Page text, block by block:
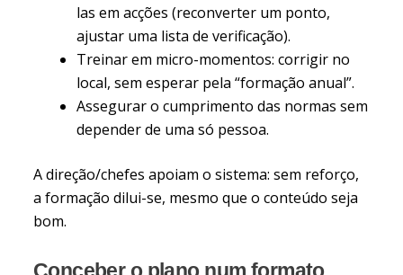
las em acções (reconverter um ponto,
ajustar uma lista de verificação).
Treinar em micro-momentos: corrigir no
local, sem esperar pela “formação anual”.
Assegurar o cumprimento das normas sem
depender de uma só pessoa.
A direção/chefes apoiam o sistema: sem reforço,
a formação dilui-se, mesmo que o conteúdo seja
bom.
Conceber o plano num formato